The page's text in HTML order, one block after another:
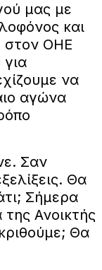
μας με
και
στον ΟΗΕ
να
αγώνα
Σαν
Θα
Σήμερα
Ανοικτής
Θα